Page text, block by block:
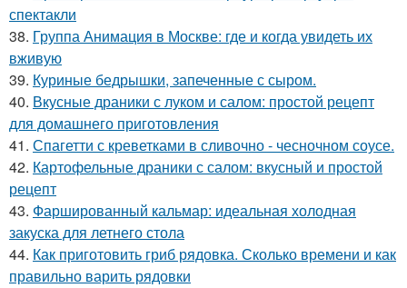
спектакли
38. Группа Анимация в Москве: где и когда увидеть их
вживую
39. Куриные бедрышки, запеченные с сыром.
40. Вкусные драники с луком и салом: простой рецепт
для домашнего приготовления
41. Спагетти с креветками в сливочно - чесночном соусе.
42. Картофельные драники с салом: вкусный и простой
рецепт
43. Фаршированный кальмар: идеальная холодная
закуска для летнего стола
44. Как приготовить гриб рядовка. Сколько времени и как
правильно варить рядовки